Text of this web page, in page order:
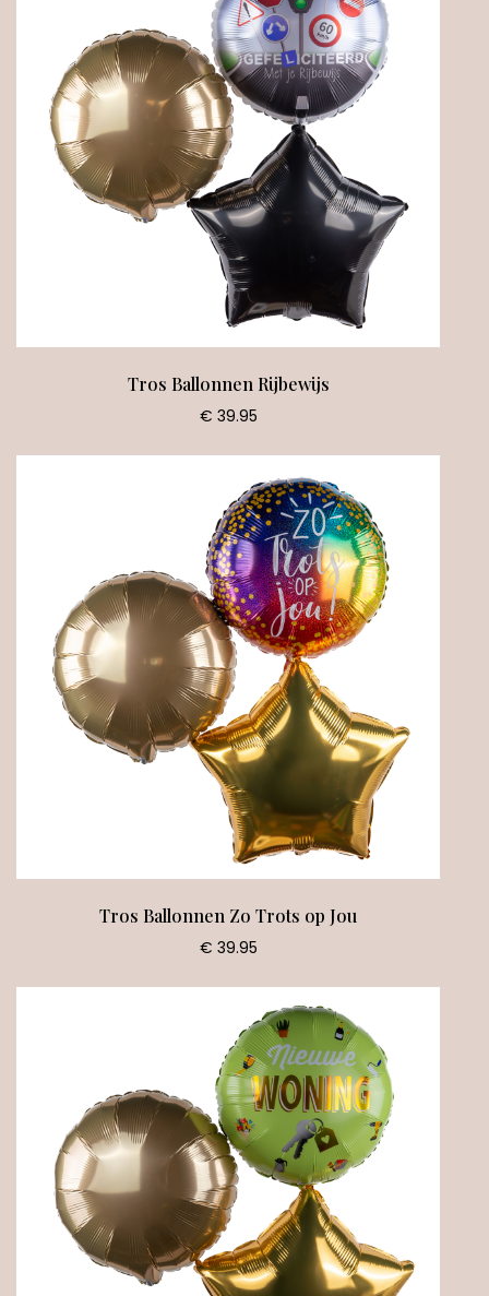
Tros Ballonnen Rijbewijs
€ 39.95
Tros Ballonnen Zo Trots op Jou
€ 39.95